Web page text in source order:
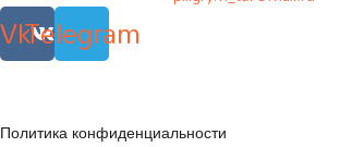
VkTelegram
Политика конфиденциальности